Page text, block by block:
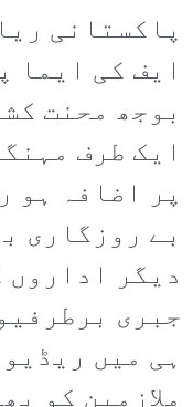
پاکستانی
ایف کی ایما
بوجھ محنت
ایک طرف
پر اضافہ ہو
بے روزگاری
دیگر
جبری
ہی میں